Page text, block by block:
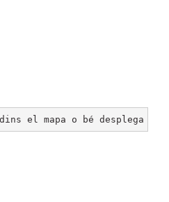
el mapa o bé desplega